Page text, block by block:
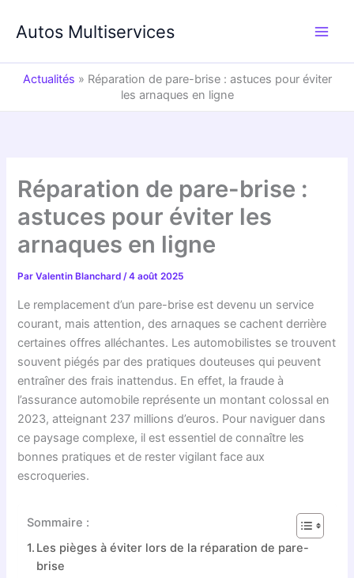
Autos Multiservices
Actualités » Réparation de pare-brise : astuces pour éviter
les arnaques en ligne
Réparation de pare-brise :
astuces pour éviter les
arnaques en ligne
ParValentin Blanchard/4 août 2025
Le remplacement d’un pare-brise est devenu un service
courant, mais attention, des arnaques se cachent derrière
certaines offres alléchantes. Les automobilistes se trouvent
souvent piégés par des pratiques douteuses qui peuvent
entraîner des frais inattendus. En effet, la fraude à
l’assurance automobile représente un montant colossal en
2023, atteignant 237 millions d’euros. Pour naviguer dans
ce paysage complexe, il est essentiel de connaître les
bonnes pratiques et de rester vigilant face aux
escroqueries.
Sommaire :
Les pièges à éviter lors de la réparation de pare-
brise